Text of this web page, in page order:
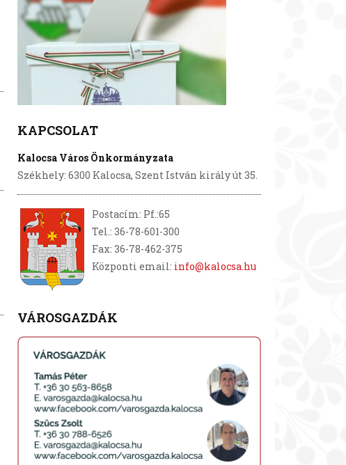
KAPCSOLAT
Kalocsa Város Önkormányzata
Székhely: 6300 Kalocsa, Szent István király út 35.
Postacím: Pf.:65
Tel.: 36-78-601-300
Fax: 36-78-462-375
Központi email: info@kalocsa.hu
VÁROSGAZDÁK